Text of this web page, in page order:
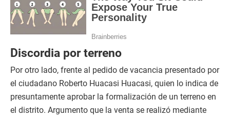
Discordia por terreno
Por otro lado, frente al pedido de vacancia presentado por
el ciudadano Roberto Huacasi Huacasi, quien lo indica de
presuntamente aprobar la formalización de un terreno en
el distrito. Argumento que la venta se realizó mediante